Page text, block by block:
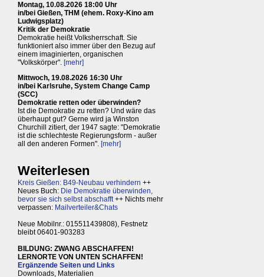
Montag, 10.08.2026 18:00 Uhr
in/bei Gießen, THM (ehem. Roxy-Kino am
Ludwigsplatz)
Kritik der Demokratie
Demokratie heißt Volksherrschaft. Sie
funktioniert also immer über den Bezug auf
einem imaginierten, organischen
"Volkskörper". [mehr]
Mittwoch, 19.08.2026 16:30 Uhr
in/bei Karlsruhe, System Change Camp
(SCC)
Demokratie retten oder überwinden?
Ist die Demokratie zu retten? Und wäre das
überhaupt gut? Gerne wird ja Winston
Churchill zitiert, der 1947 sagte: "Demokratie
ist die schlechteste Regierungsform - außer
all den anderen Formen". [mehr]
Weiterlesen
Kreis Gießen: B49-Neubau verhindern ++
Neues Buch: Die Demokratie überwinden,
bevor sie sich selbst abschafft++ Nichts mehr
verpassen: Mailverteiler&Chats
Neue Mobilnr.: 015511439808), Festnetz
bleibt 06401-903283
BILDUNG: ZWANG ABSCHAFFEN!
LERNORTE VON UNTEN SCHAFFEN!
Ergänzende Seiten und Links
Downloads, Materialien